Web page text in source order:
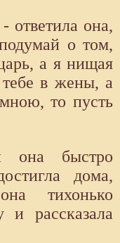
ответила она,
о том,
а я нищая
в жены, а
то пусть
она быстро
дома,
тихонько
и рассказала